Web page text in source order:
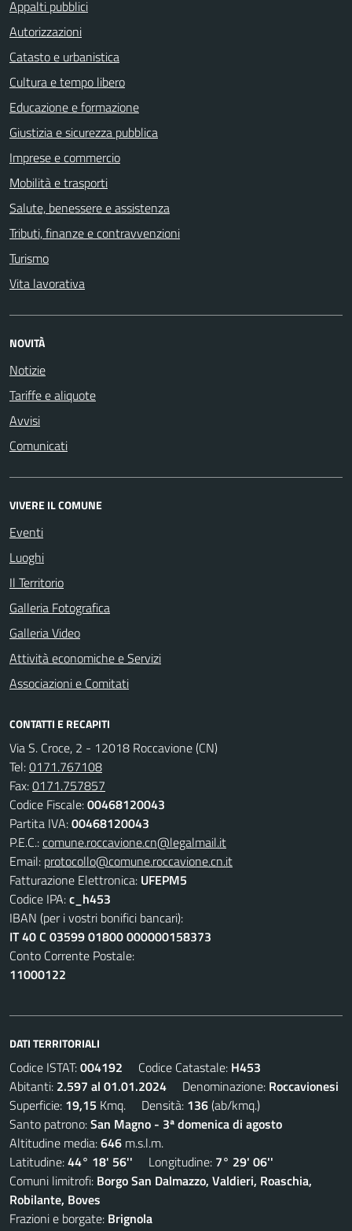
Appalti pubblici
Autorizzazioni
Catasto e urbanistica
Cultura e tempo libero
Educazione e formazione
Giustizia e sicurezza pubblica
Imprese e commercio
Mobilità e trasporti
Salute, benessere e assistenza
Tributi, finanze e contravvenzioni
Turismo
Vita lavorativa
NOVITÀ
Notizie
Tariffe e aliquote
Avvisi
Comunicati
VIVERE IL COMUNE
Eventi
Luoghi
Il Territorio
Galleria Fotografica
Galleria Video
Attività economiche e Servizi
Associazioni e Comitati
CONTATTI E RECAPITI
Via S. Croce, 2 - 12018 Roccavione (CN)
Tel:0171.767108
Fax:0171.757857
Codice Fiscale:00468120043
Partita IVA:00468120043
P.E.C.:comune.roccavione.cn@legalmail.it
Email: protocollo@comune.roccavione.cn.it
Fatturazione Elettronica: UFEPM5
Codice IPA:c_h453
IBAN (per i vostri bonifici bancari):
IT 40 C 03599 01800 000000158373
Conto Corrente Postale:
11000122
DATI TERRITORIALI
Codice ISTAT:004192 Codice Catastale: H453
Abitanti: 2.597 al 01.01.2024 Denominazione: Roccavionesi
Superficie: 19,15 Kmq. Densità: 136(ab/kmq.)
Santo patrono:San Magno - 3ª domenica di agosto
Altitudine media:646 m.s.l.m.
Latitudine:44° 18' 56'' Longitudine: 7° 29' 06''
Comuni limitrofi: Borgo San Dalmazzo, Valdieri, Roaschia,
Robilante, Boves
Frazioni e borgate: Brignola